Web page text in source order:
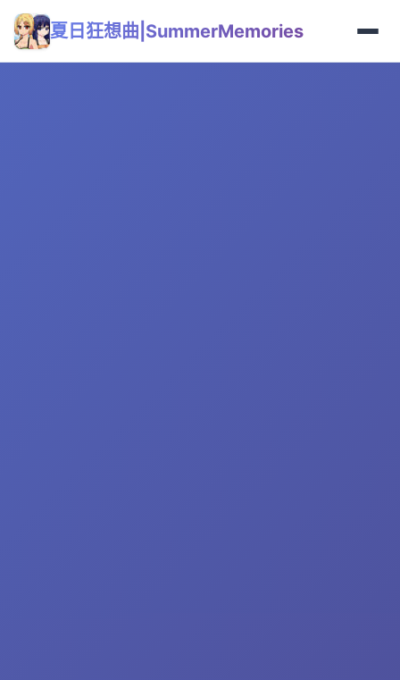
夏日狂想曲|SummerMemories